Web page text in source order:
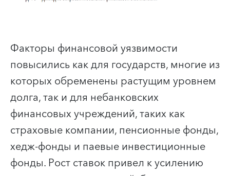
Факторы финансовой уязвимости
повысились как для государств, многие из
которых обременены растущим уровнем
долга, так и для небанковских
финансовых учреждений, таких как
страховые компании, пенсионные фонды,
хедж-фонды и паевые инвестиционные
фонды. Рост ставок привел к усилению